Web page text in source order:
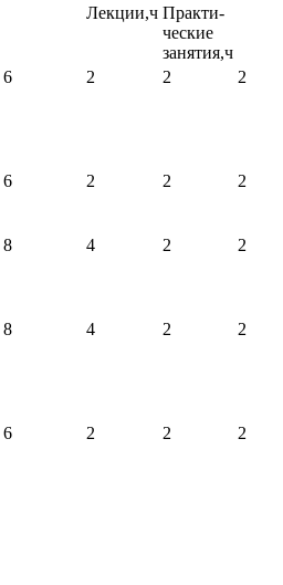
Лекции,ч Практи-
ческие
занятия,ч
6 2 2 2
6 2 2 2
8 4 2 2
8 4 2 2
6 2 2 2